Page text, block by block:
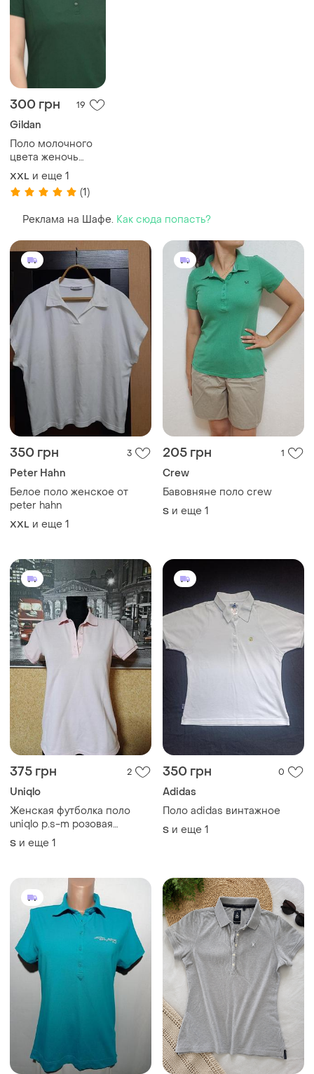
300 грн 19
Gildan
Поло молочного
цвета женочь
lends'end
XXL и еще 1
(1)
Реклама на Шафе. Как сюда попасть?
350 грн 3
Peter Hahn
Белое поло женское от
peter hahn
XXL и еще 1
205 грн 1
Crew
Бавовняне поло crew
S и еще 1
375 грн 2
Uniqlo
Женская футболка поло
uniqlo p.s-m розовая
коттоновая с добавкой
поливолокна
S и еще 1
350 грн 0
Adidas
Поло adidas винтажное
S и еще 1